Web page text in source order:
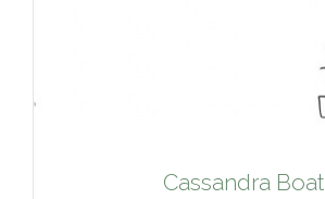
Cassandra Boat